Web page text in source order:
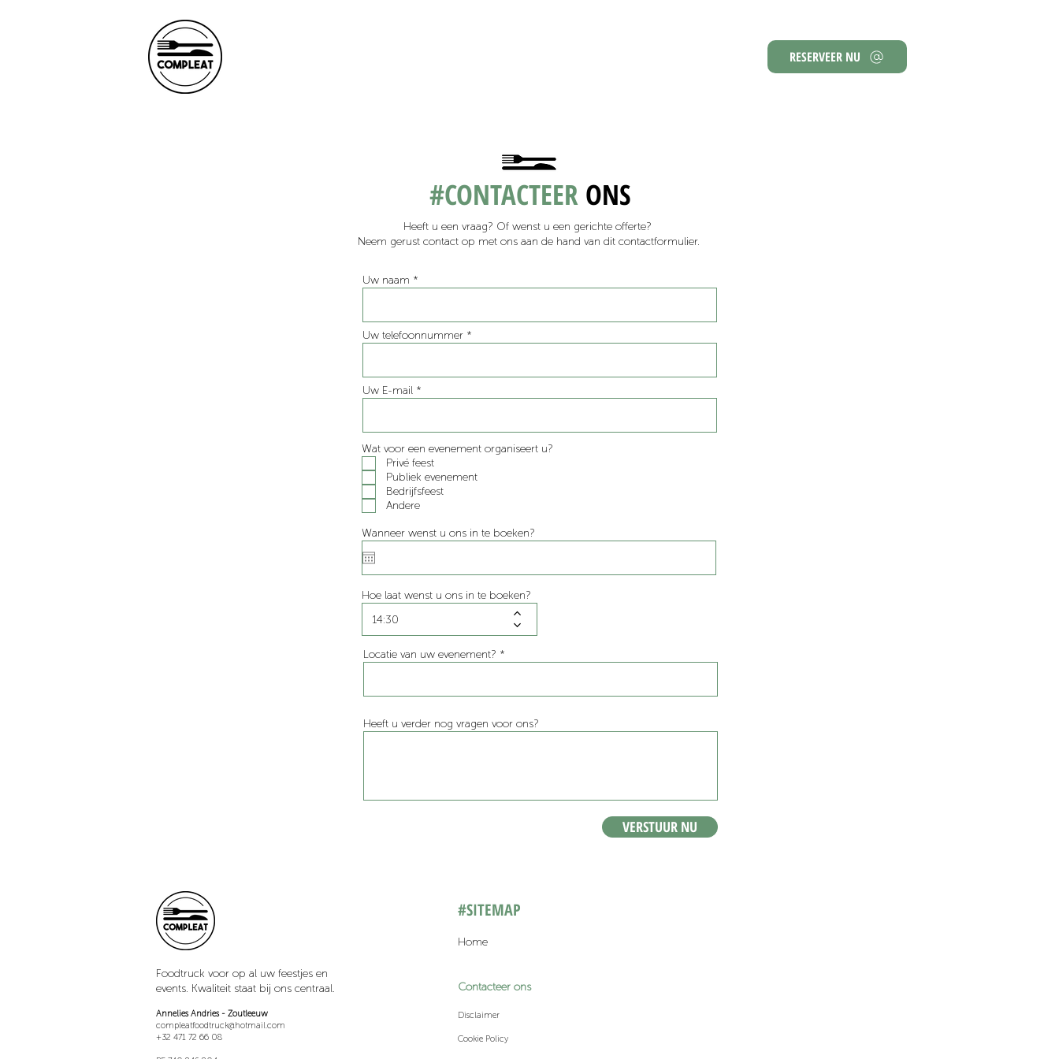
RESERVEER NU
#CONTACTEER ONS
Heeft u een vraag? Of wenst u een gerichte offerte?
Neem gerust contact op met ons aan de hand van dit contactformulier.
Uw naam
Uw telefoonnummer
Uw E-mail
Wat voor een evenement organiseert u?
Privé feest
Publiek evenement
Bedrijfsfeest
Andere
Wanneer wenst u ons in te boeken?
Hoe laat wenst u ons in te boeken?
Locatie van uw evenement?
Heeft u verder nog vragen voor ons?
VERSTUUR NU
Foodtruck voor op al uw feestjes en
events. Kwaliteit staat bij ons centraal.
Annelies Andries - Zoutleeuw
compleatfoodtruck@hotmail.com
+32 471 72 66 08
#SITEMAP
Home
Contacteer ons
Disclaimer
Cookie Policy